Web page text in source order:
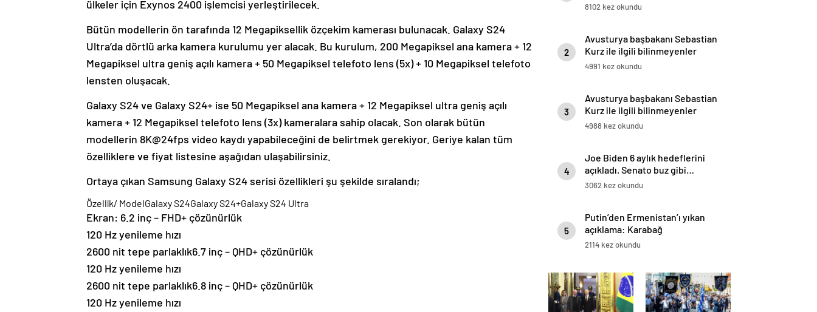
ülkeler için Exynos 2400 işlemcisi yerleştirilecek.
Bütün modellerin ön tarafında 12 Megapiksellik özçekim kamerası bulunacak. Galaxy S24
Ultra’da dörtlü arka kamera kurulumu yer alacak. Bu kurulum, 200 Megapiksel ana kamera + 12
Megapiksel ultra geniş açılı kamera + 50 Megapiksel telefoto lens (5x) + 10 Megapiksel telefoto
lensten oluşacak.
Galaxy S24 ve Galaxy S24+ ise 50 Megapiksel ana kamera + 12 Megapiksel ultra geniş açılı
kamera + 12 Megapiksel telefoto lens (3x) kameralara sahip olacak. Son olarak bütün
modellerin 8K@24fps video kaydı yapabileceğini de belirtmek gerekiyor. Geriye kalan tüm
özelliklere ve fiyat listesine aşağıdan ulaşabilirsiniz.
Ortaya çıkan Samsung Galaxy S24 serisi özellikleri şu şekilde sıralandı;
Özellik/ ModelGalaxy S24Galaxy S24+Galaxy S24 Ultra
Ekran: 6.2 inç – FHD+ çözünürlük
120 Hz yenileme hızı
2600 nit tepe parlaklık6.7 inç – QHD+ çözünürlük
120 Hz yenileme hızı
2600 nit tepe parlaklık6.8 inç – QHD+ çözünürlük
120 Hz yenileme hızı
8102 kez okundu
2
Avusturya başbakanı Sebastian
Kurz ile ilgili bilinmeyenler
4991 kez okundu
3
Avusturya başbakanı Sebastian
Kurz ile ilgili bilinmeyenler
4988 kez okundu
4
Joe Biden 6 aylık hedeflerini
açıkladı. Senato buz gibi…
3062 kez okundu
5
Putin’den Ermenistan’ı yıkan
açıklama: Karabağ
Azerbaycan’ın ayrılmaz bir
2114 kez okundu